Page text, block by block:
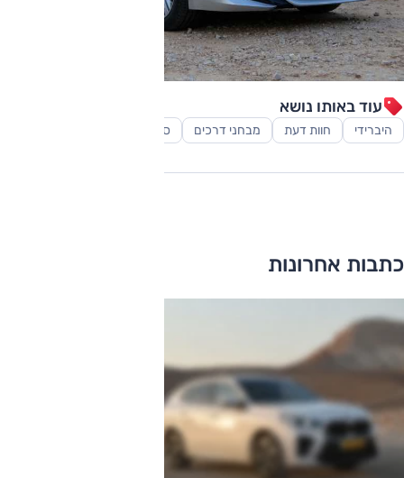
עוד באותו נושא
היברידי חוות דעת מבחני דרכים סקירות
כתבות אחרונות